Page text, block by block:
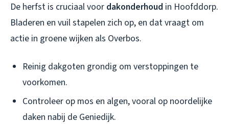
De herfst is cruciaal voor dakonderhoud in Hoofddorp.
Bladeren en vuil stapelen zich op, en dat vraagt om
actie in groene wijken als Overbos.
Reinig dakgoten grondig om verstoppingen te
voorkomen.
Controleer op mos en algen, vooral op noordelijke
daken nabij de Geniedijk.